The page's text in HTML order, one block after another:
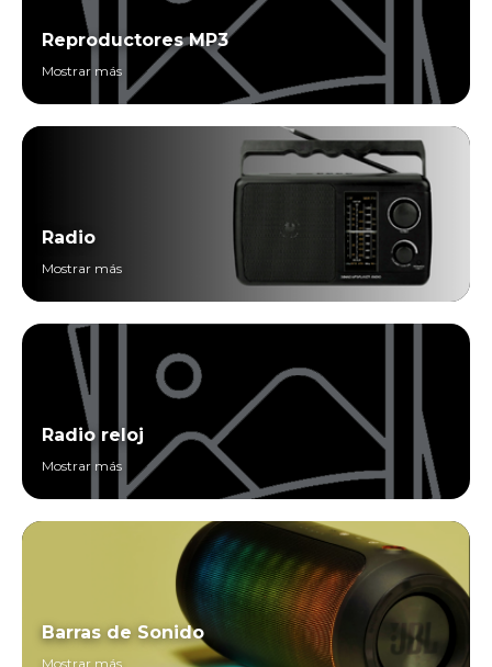
Reproductores MP3
Mostrar más
Radio
Mostrar más
Radio reloj
Mostrar más
Barras de Sonido
Mostrar más